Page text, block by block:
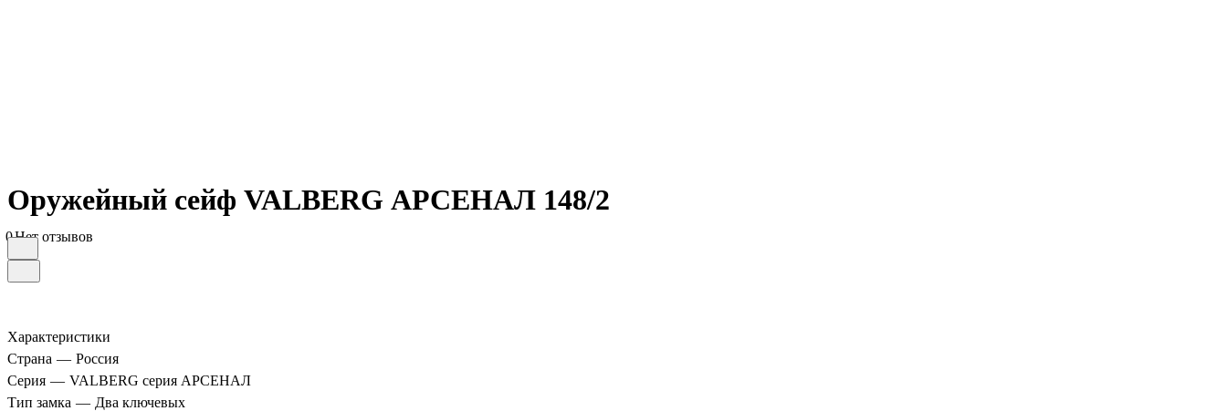
Оружейный сейф VALBERG АРСЕНАЛ 148/2
0Нет отзывов
Характеристики
Страна — Россия
Серия — VALBERG серия АРСЕНАЛ
Тип замка — Два ключевых